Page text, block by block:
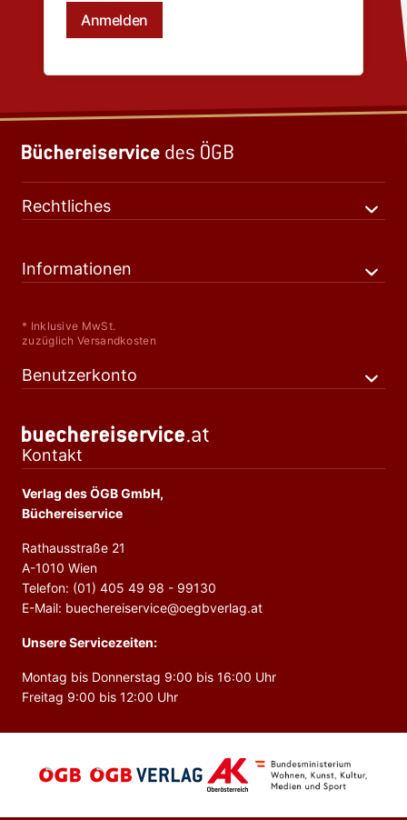
Rechtliches
Informationen
* Inklusive MwSt.
zuzüglich Versandkosten
Benutzerkonto
Kontakt
Verlag des ÖGB GmbH,
Büchereiservice
Rathausstraße 21
A-1010 Wien
Telefon: (01) 405 49 98 - 99130
E-Mail: buechereiservice@oegbverlag.at
Unsere Servicezeiten:
Montag bis Donnerstag 9:00 bis 16:00 Uhr
Freitag 9:00 bis 12:00 Uhr